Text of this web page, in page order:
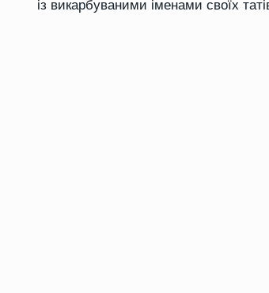
із викарбуваними іменами своїх